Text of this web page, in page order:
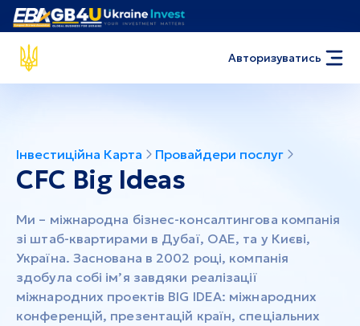
Авторизуватись
Інвестиційна Карта Провайдери послуг
CFC Big Ideas
Ми – міжнародна бізнес-консалтингова компанія
зі штаб-квартирами в Дубаї, ОАЕ, та у Києві,
Україна. Заснована в 2002 році, компанія
здобула собі ім’я завдяки реалізації
міжнародних проектів BIG IDEA: міжнародних
конференцій, презентацій країн, спеціальних